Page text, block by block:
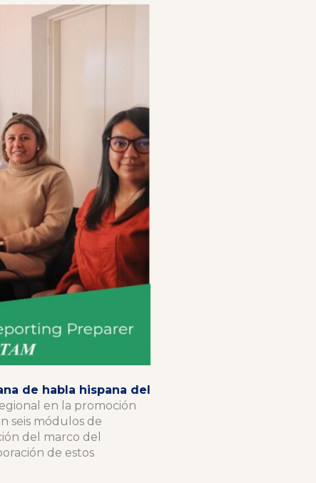
de habla hispana del
en la promoción
seis módulos de
del marco del
de estos